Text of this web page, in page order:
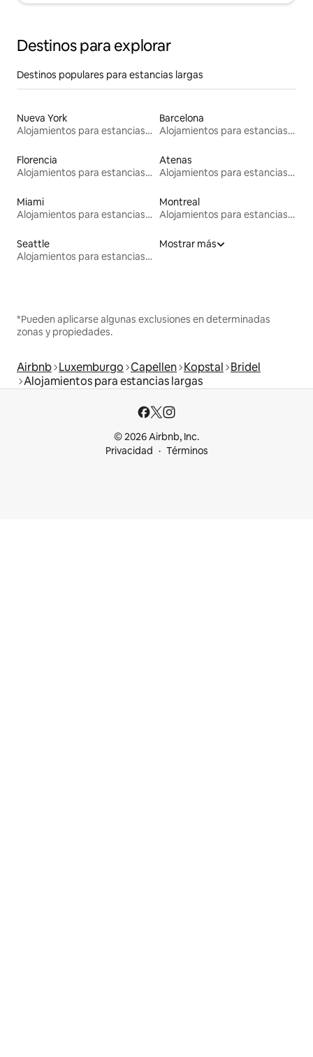
Destinos para explorar
Destinos populares para estancias largas
Nueva York
Alojamientos para estancias largas
Barcelona
Alojamientos para estancias largas
Florencia
Alojamientos para estancias largas
Atenas
Alojamientos para estancias largas
Miami
Alojamientos para estancias largas
Montreal
Alojamientos para estancias largas
Seattle
Alojamientos para estancias largas
Mostrar más
*Pueden aplicarse algunas exclusiones en determinadas
zonas y propiedades.
Airbnb Luxemburgo Capellen Kopstal Bridel
Alojamientos para estancias largas
© 2026 Airbnb, Inc.
Privacidad
Términos